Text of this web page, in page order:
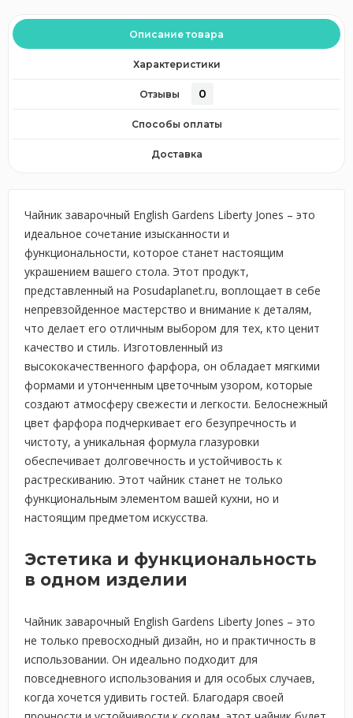
Описание товара
Характеристики
Отзывы 0
Способы оплаты
Доставка
Чайник заварочный English Gardens Liberty Jones – это
идеальное сочетание изысканности и
функциональности, которое станет настоящим
украшением вашего стола. Этот продукт,
представленный на Posudaplanet.ru, воплощает в себе
непревзойденное мастерство и внимание к деталям,
что делает его отличным выбором для тех, кто ценит
качество и стиль. Изготовленный из
высококачественного фарфора, он обладает мягкими
формами и утонченным цветочным узором, которые
создают атмосферу свежести и легкости. Белоснежный
цвет фарфора подчеркивает его безупречность и
чистоту, а уникальная формула глазуровки
обеспечивает долговечность и устойчивость к
растрескиванию. Этот чайник станет не только
функциональным элементом вашей кухни, но и
настоящим предметом искусства.
Эстетика и функциональность
в одном изделии
Чайник заварочный English Gardens Liberty Jones – это
не только превосходный дизайн, но и практичность в
использовании. Он идеально подходит для
повседневного использования и для особых случаев,
когда хочется удивить гостей. Благодаря своей